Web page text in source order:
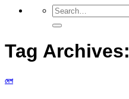
Tag Archives:
দেশ